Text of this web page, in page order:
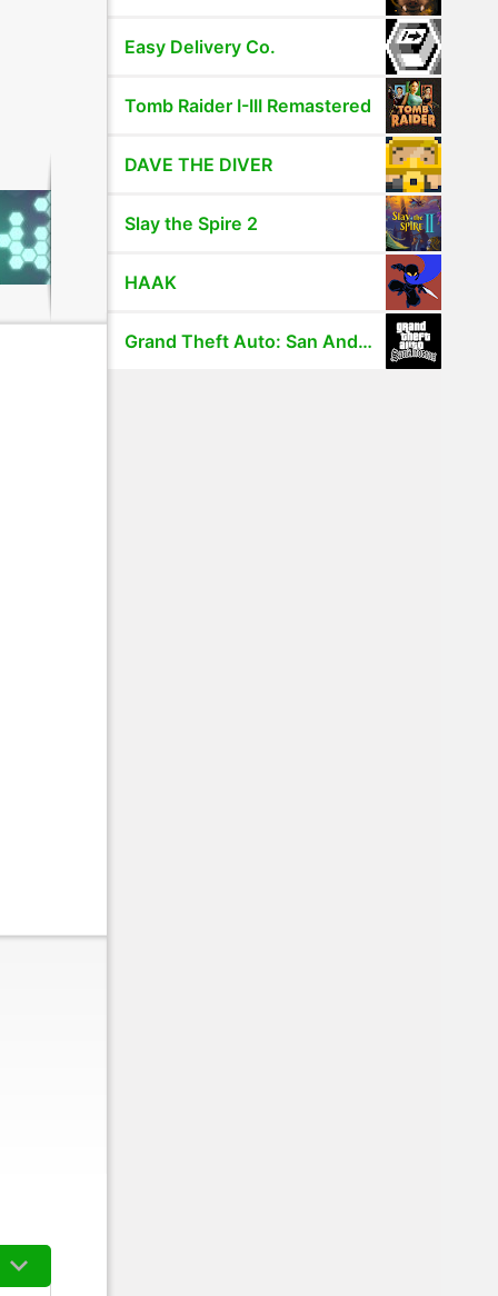
Easy Delivery Co.
Tomb Raider I-III Remastered
DAVE THE DIVER
Slay the Spire 2
HAAK
Grand Theft Auto: San Andreas